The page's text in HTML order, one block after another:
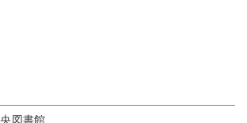
図書館